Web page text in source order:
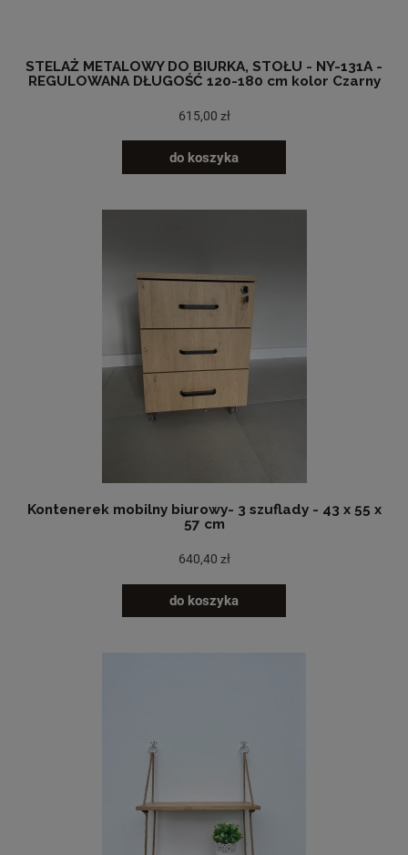
STELAŻ METALOWY DO BIURKA, STOŁU - NY-131A -
REGULOWANA DŁUGOŚĆ 120-180 cm kolor Czarny
615,00 zł
do koszyka
Kontenerek mobilny biurowy- 3 szuflady - 43 x 55 x
57 cm
640,40 zł
do koszyka